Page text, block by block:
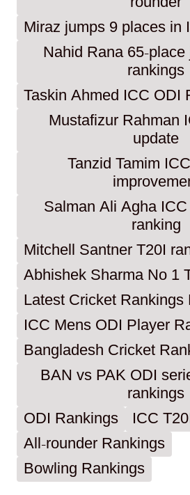
Miraz jumps 9 places in
Nahid Rana 65-place
rankings
Taskin Ahmed ICC ODI
Mustafizur Rahman
update
Tanzid Tamim
Salman Ali Agha
ranking
Mitchell Santner T20I
Abhishek Sharma No 1
Latest Cricket Rankings
ICC Mens ODI Player
Bangladesh Cricket
BAN vs PAK ODI
rankings
ODI Rankings
ICC
All-rounder Rankings
Bowling Rankings